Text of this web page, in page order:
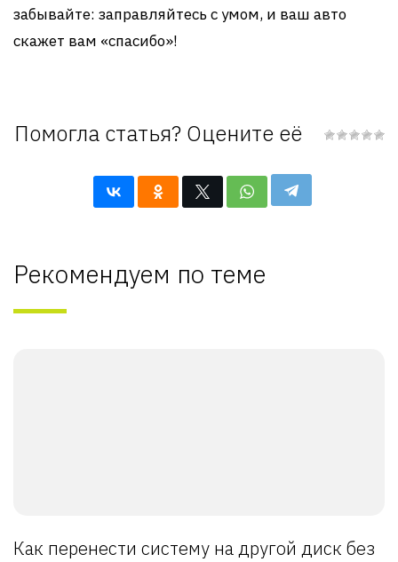
забывайте: заправляйтесь с умом, и ваш авто
скажет вам «спасибо»!
Помогла статья? Оцените её
Рекомендуем по теме
Как перенести систему на другой диск без